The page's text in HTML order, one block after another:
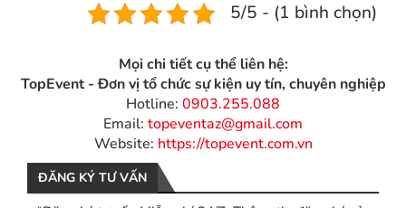
5/5 - (1 bình chọn)
Mọi chi tiết cụ thể liên hệ:
TopEvent - Đơn vị tổ chức sự kiện uy tín, chuyên nghiệp
Hotline: 0903.255.088
Email: topeventaz@gmail.com
Website: https://topevent.com.vn
ĐĂNG KÝ TƯ VẤN